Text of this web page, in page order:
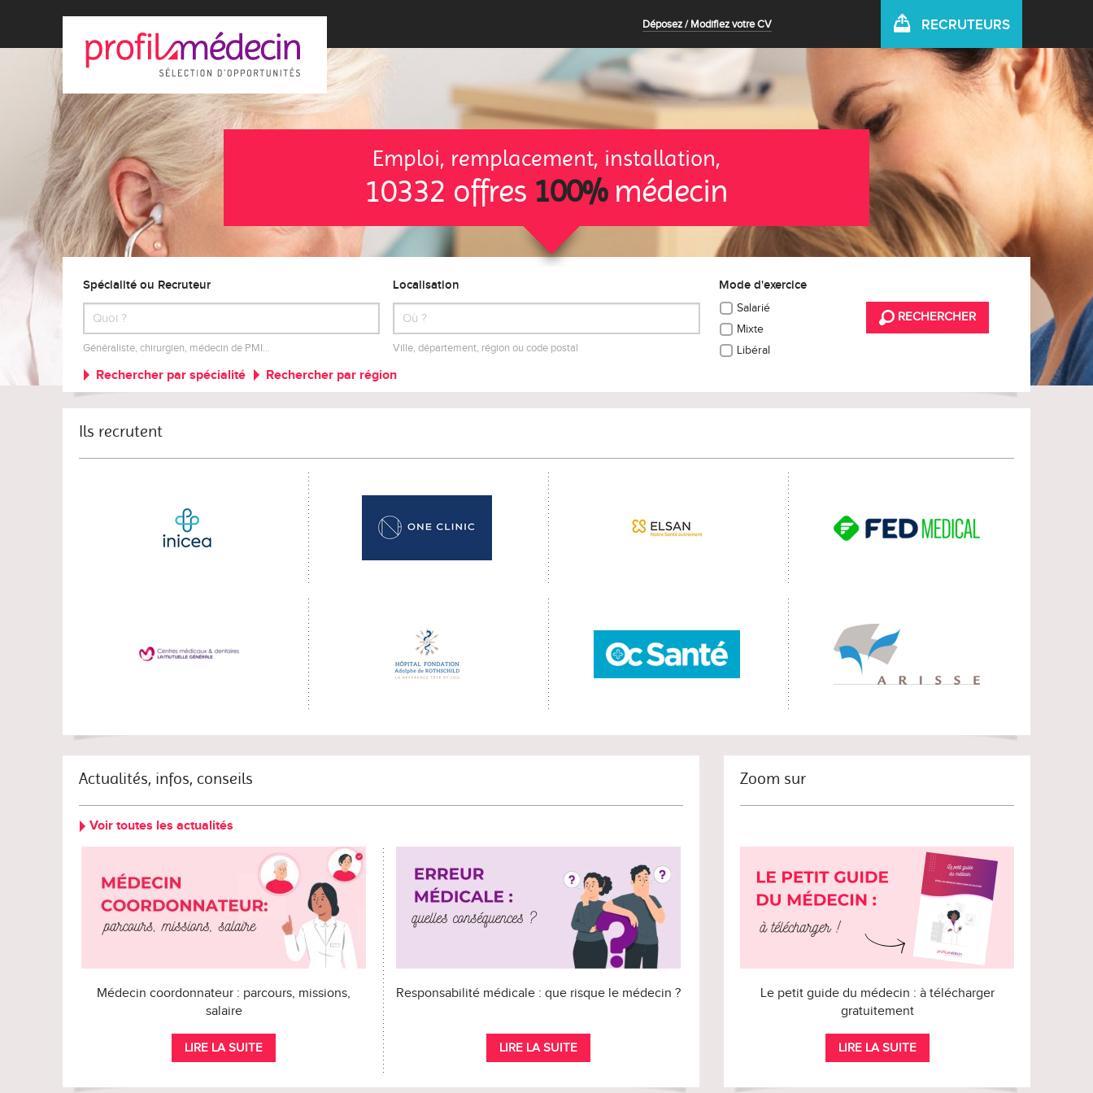
Déposez / Modifiez votre CV RECRUTEURS
Emploi, remplacement, installation,
10332 offres 100%médecin
Spécialité ou Recruteur
Généraliste, chirurgien, médecin de PMI…
Localisation
Ville, département, région ou code postal
Mode d'exercice
Salarié
Mixte
Libéral
RECHERCHER
Rechercher par spécialité Rechercher par région
Ils recrutent
Actualités, infos, conseils
Voir toutes les actualités
Médecin coordonnateur : parcours, missions,
salaire
LIRE LA SUITE
Responsabilité médicale : que risque le médecin ?
LIRE LA SUITE
Zoom sur
Le petit guide du médecin : à télécharger
gratuitement
LIRE LA SUITE